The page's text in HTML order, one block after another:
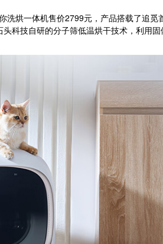
烘一体机售价2799元，产品搭载了追
科技自研的分子筛低温烘干技术，利用